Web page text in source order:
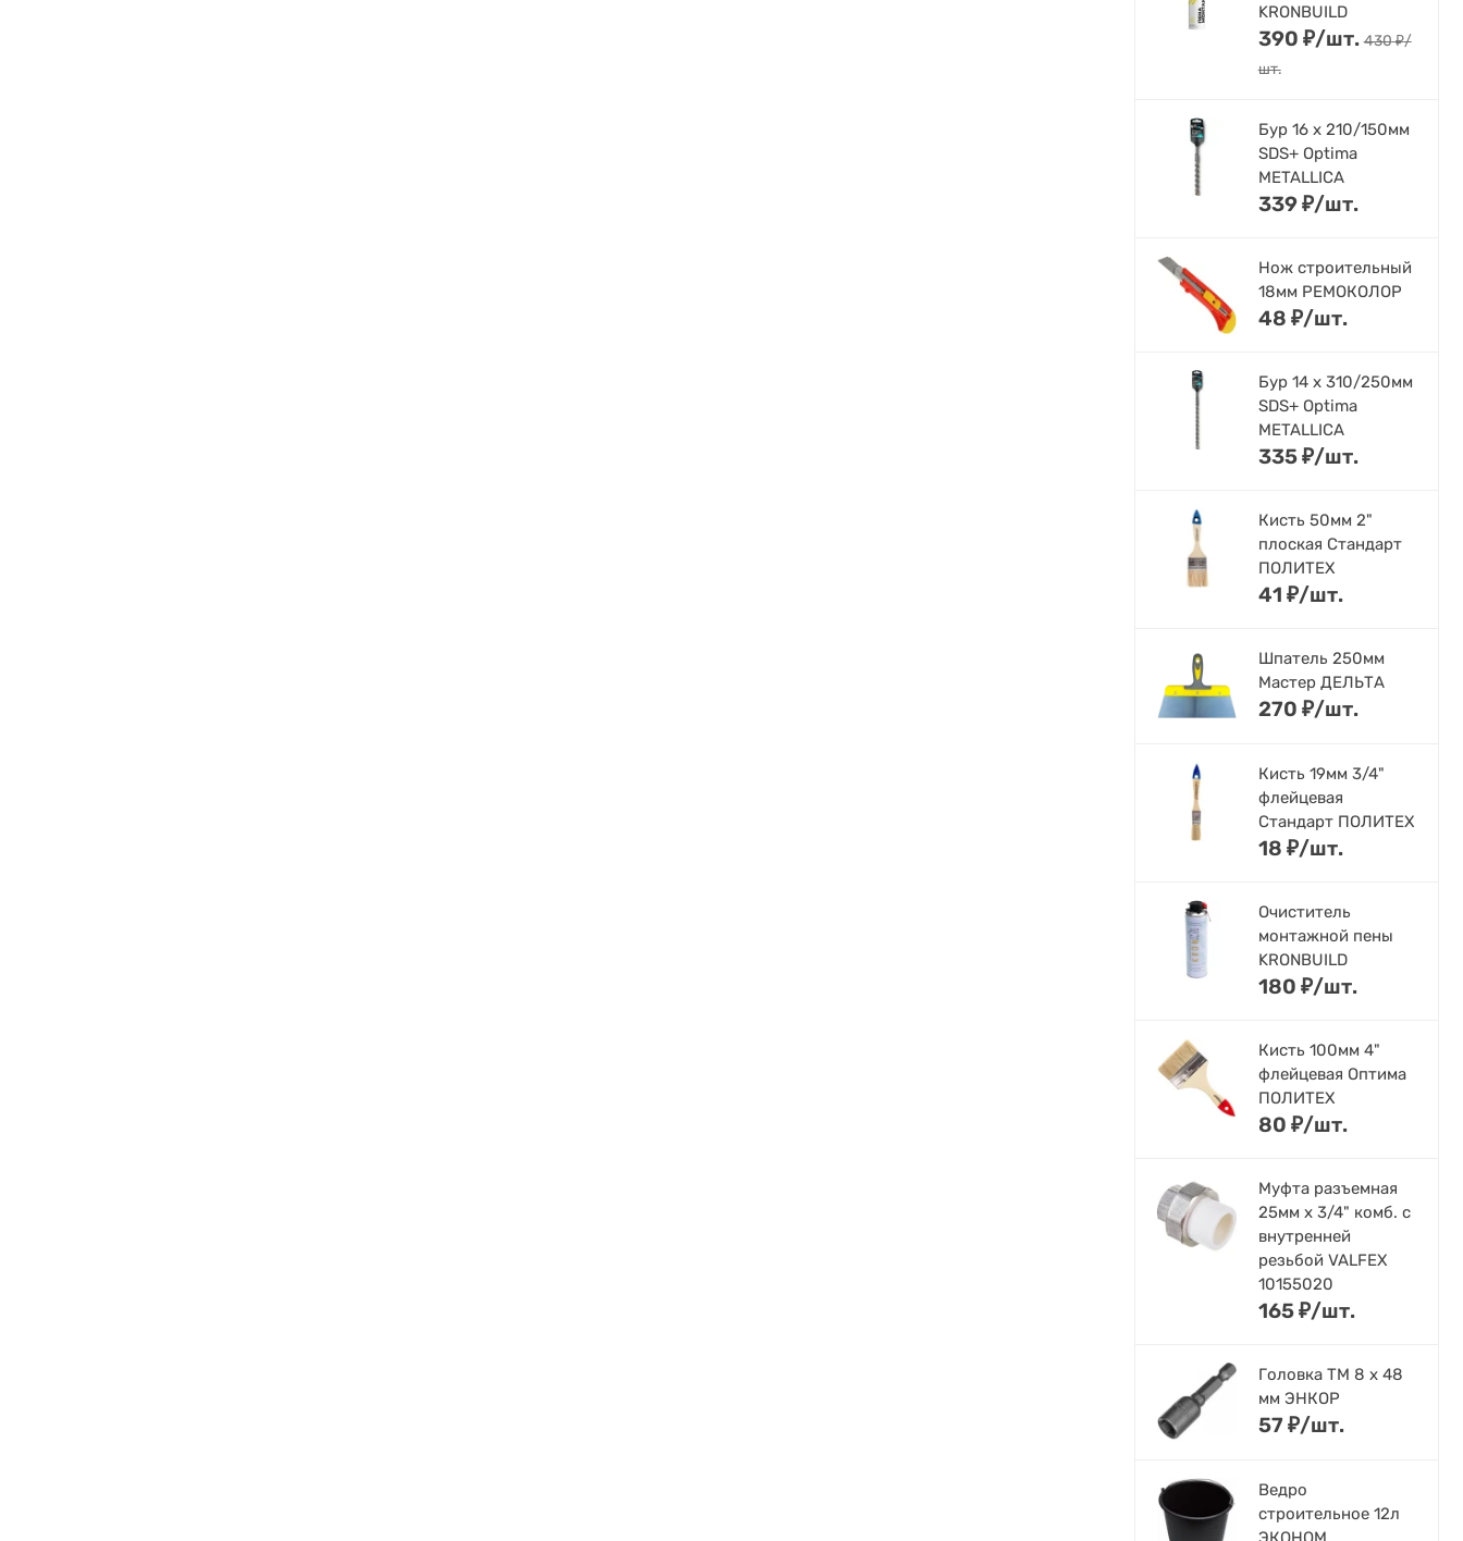
KRONBUILD
390 ₽/шт. 430₽/
шт.
Бур 16 х 210/150мм
SDS+ Optima
METALLICA
339₽/шт.
Нож строительный
18мм РЕМОКОЛОР
48 ₽/шт.
Бур 14 х 310/250мм
SDS+ Optima
METALLICA
335₽/шт.
Кисть 50мм 2"
плоская Стандарт
ПОЛИТЕХ
41 ₽/шт.
Шпатель 250мм
Мастер ДЕЛЬТА
270 ₽/шт.
Кисть 19мм 3/4"
флейцевая
Стандарт ПОЛИТЕХ
18 ₽/шт.
Очиститель
монтажной пены
KRONBUILD
180 ₽/шт.
Кисть 100мм 4"
флейцевая Оптима
ПОЛИТЕХ
80 ₽/шт.
Муфта разъемная
25мм х 3/4" комб. с
внутренней
резьбой VALFEX
10155020
165₽/шт.
Головка ТМ 8 х 48
мм ЭНКОР
57 ₽/шт.
Ведро
строительное 12л